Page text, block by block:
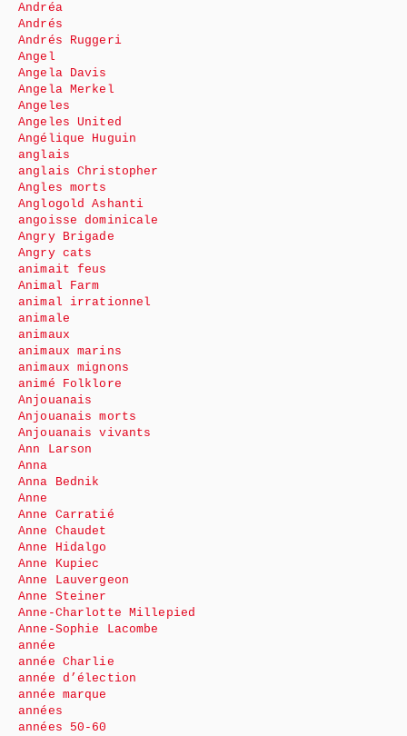
Andréa
Andrés
Andrés Ruggeri
Angel
Angela Davis
Angela Merkel
Angeles
Angeles United
Angélique Huguin
anglais
anglais Christopher
Angles morts
Anglogold Ashanti
angoisse dominicale
Angry Brigade
Angry cats
animait feus
Animal Farm
animal irrationnel
animale
animaux
animaux marins
animaux mignons
animé Folklore
Anjouanais
Anjouanais morts
Anjouanais vivants
Ann Larson
Anna
Anna Bednik
Anne
Anne Carratié
Anne Chaudet
Anne Hidalgo
Anne Kupiec
Anne Lauvergeon
Anne Steiner
Anne-Charlotte Millepied
Anne-Sophie Lacombe
année
année Charlie
année d’élection
année marque
années
années 50-60